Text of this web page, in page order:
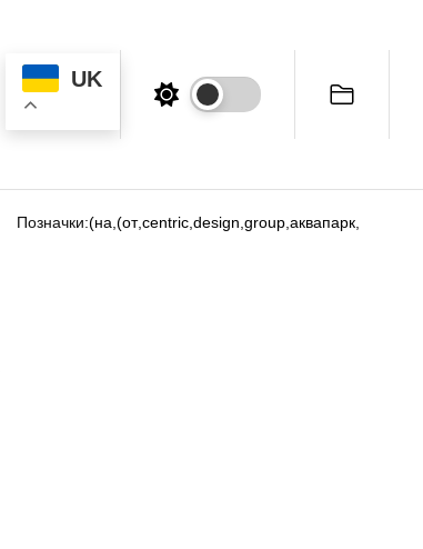
UK
Позначки:(на (от,centric, design group, аквапарк,